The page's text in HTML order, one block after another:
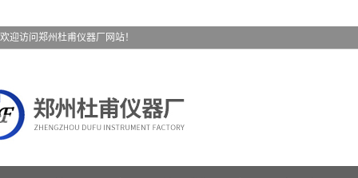
欢迎访问郑州杜甫仪器厂网站！